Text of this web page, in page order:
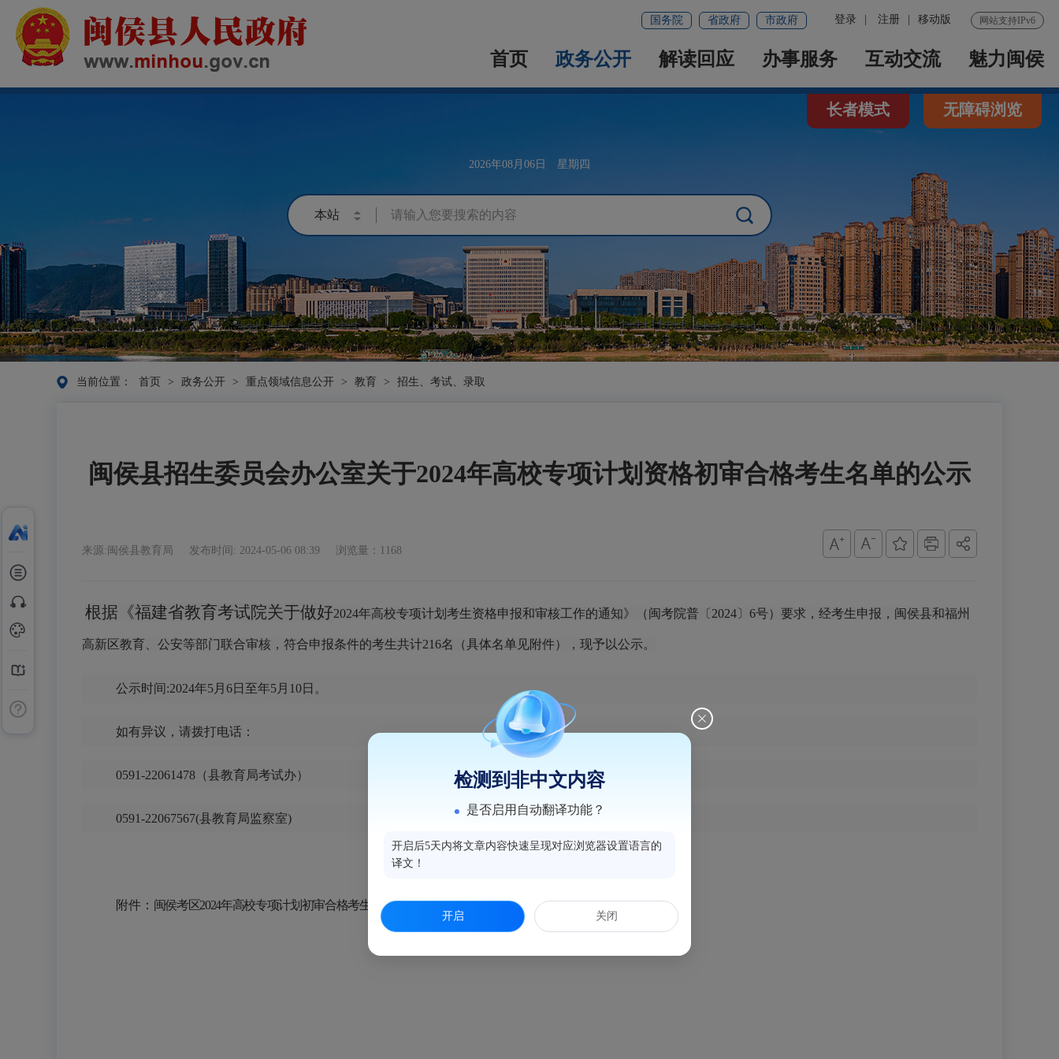
网站支持IPv6
登录 注册 移动版
国务院 省政府 市政府
首页 政务公开 解读回应 办事服务 互动交流 魅力闽侯
2026年08月06日 星期四
长者模式 无障碍浏览
当前位置： 首页 > 政务公开 > 重点领域信息公开 > 教育 > 招生、考试、录取
闽侯县招生委员会办公室关于2024年高校专项计划资格初审合格考生名单的公示
来源:闽侯县教育局 发布时间: 2024-05-06 08:39 浏览量：1168
根据《福建省教育考试院关于做好2024年高校专项计划考生资格申报和审核工作的通知》（闽考院普〔2024〕6号）要求，经考生申报，闽侯县和福州
高新区教育、公安等部门联合审核，符合申报条件的考生共计216名（具体名单见附件），现予以公示。
公示时间 :2024年5月 6日至年5月 10日。
如有异议， 请拨打电话：
0591-22061478（县教育局考试办）
0591-22067567(县教育局监察室)
附件： 闽侯考区2024年高校专项计划初审合格考生花名册
检测到非中文内容
是否启用自动翻译功能？
开启后5天内将文章内容快速呈现对应浏览器设置语言的
译文！
开启 关闭